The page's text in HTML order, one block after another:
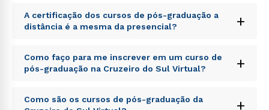
A certificação dos cursos de pós-graduação a
distância é a mesma da presencial?
+
Sed ut perspiciatis unde omnis iste natus error sit
voluptatem accusantium doloremque laudantium,
totam rem aperiam, eaque ipsa quae ab illo inventore
explicabo. Nemo enim ipsam voluptatem quia
Como faço para me inscrever em um curso de
pós-graduação na Cruzeiro do Sul Virtual?
+
Sed ut perspiciatis unde omnis iste natus error sit
voluptatem accusantium doloremque laudantium,
Como são os cursos de pós-graduação da
+